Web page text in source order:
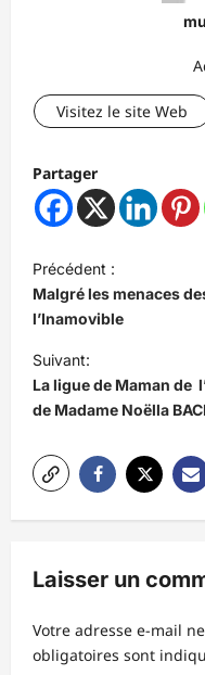
Visitez le site Web
Partager
N
a
v
i
g
a
t
i
o
d
’
a
Précédent :
Malgré les menaces
l’Inamovible
Suivant:
La ligue de Maman de
de Madame Noëlla
Laisser un
Votre adresse e-mail
obligatoires sont